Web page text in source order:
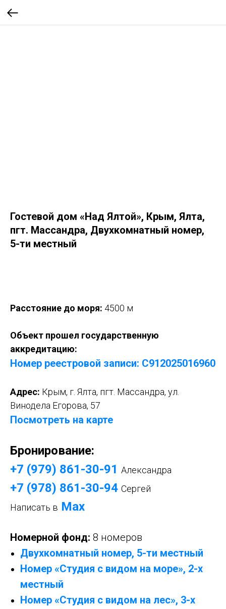
Гостевой дом «Над Ялтой», Крым, Ялта,
пгт. Массандра, Двухкомнатный номер,
5-ти местный
Расстояние до моря: 4500 м
Объект прошел государственную
аккредитацию:
Номер реестровой записи: С912025016960
Адрес: Крым, г. Ялта, пгт. Массандра, ул.
Винодела Егорова, 57
Посмотреть на карте
Бронирование:
+7 (979) 861-30-91 Александра
+7 (978) 861-30-94 Сергей
Написать в Mах
Номерной фонд: 8 номеров
Двухкомнатный номер, 5-ти местный
Номер «Студия с видом на море», 2-х
местный
Номер «Студия с видом на лес», 3-х